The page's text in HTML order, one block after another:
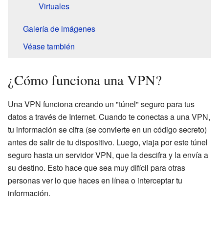
Virtuales
Galería de imágenes
Véase también
¿Cómo funciona una VPN?
Una VPN funciona creando un "túnel" seguro para tus
datos a través de Internet. Cuando te conectas a una VPN,
tu información se cifra (se convierte en un código secreto)
antes de salir de tu dispositivo. Luego, viaja por este túnel
seguro hasta un servidor VPN, que la descifra y la envía a
su destino. Esto hace que sea muy difícil para otras
personas ver lo que haces en línea o interceptar tu
información.